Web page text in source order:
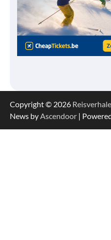
Copyright © 2026
News byAscendoor |